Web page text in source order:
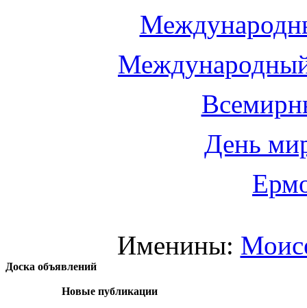
День
Именины:
Доска объявлений
Новые публикации